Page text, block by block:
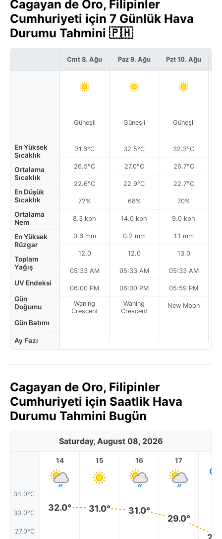
Cagayan de Oro, Filipinler
Cumhuriyeti için 7 Günlük Hava
Durumu Tahmini 🇵🇭
En Yüksek
Sıcaklık
Ortalama
Sıcaklık
En Düşük
Sıcaklık
Ortalama
Nem
En Yüksek
Rüzgar
Toplam
Yağış
UV Endeksi
Gün
Doğumu
Gün Batımı
Ay Fazı
Cmt 8. Ağu
Güneşli
31.6°C
26.5°C
22.6°C
72%
8.3 kph
0.6 mm
12.0
05:33 AM
06:00 PM
Waning
Crescent
Paz 9. Ağu
Güneşli
32.5°C
27.0°C
22.9°C
68%
14.0 kph
0.2 mm
12.0
05:33 AM
06:00 PM
Waning
Crescent
Pzt 10. Ağu
Güneşli
32.3°C
26.7°C
22.7°C
70%
9.0 kph
1.1 mm
13.0
05:33 AM
05:59 PM
New Moon
Cagayan de Oro, Filipinler
Cumhuriyeti için Saatlik Hava
Durumu Tahmini Bugün
Saturday, August 08, 2026
34.0°C
30.0°C
27.0°C
14
32.0°
15
31.0°
16
31.0°
17
29.0°